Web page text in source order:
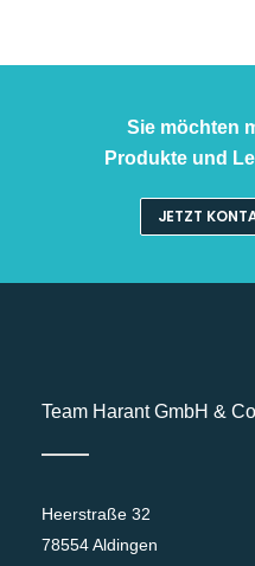
Sie möchten
Produkte und
JETZT
Team Harant GmbH &
Heerstraße 32
78554 Aldingen